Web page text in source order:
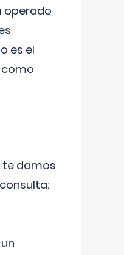
operado
es el
te damos